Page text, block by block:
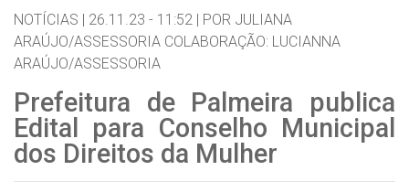
NOTÍCIAS | 26.11.23 - 11:52 | POR JULIANA
ARAÚJO/ASSESSORIA COLABORAÇÃO: LUCIANNA
ARAÚJO/ASSESSORIA
Prefeitura de Palmeira publica
Edital para Conselho Municipal
dos Direitos da Mulher